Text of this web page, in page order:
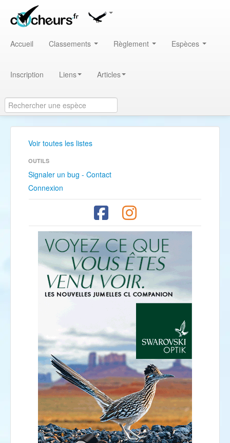
Accueil Classements Règlement Espèces
Inscription Liens Articles
Voir toutes les listes
OUTILS
Signaler un bug - Contact
Connexion